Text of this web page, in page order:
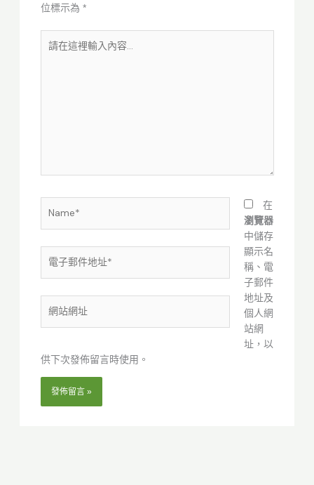
位標示為 *
在
件
地
址
站
在
瀏覽器
中儲存
顯示名
稱、電
子郵件
地址及
個人網
站網
址，以
供下次發佈留言時使用。